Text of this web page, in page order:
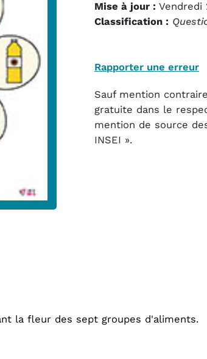
Mise à jour : Vendredi
Classification :
Rapporter une erreur
Sauf mention
gratuite dans le
mention de source
INSEI ».
la fleur des sept groupes d'aliments.